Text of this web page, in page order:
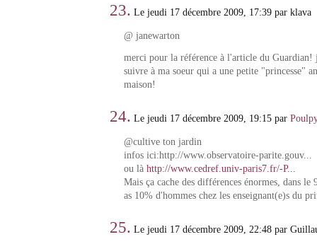
23. Le jeudi 17 décembre 2009, 17:39 par klava
@ janewarton
merci pour la référence à l'article du Guardian!
suivre à ma soeur qui a une petite "princesse"
maison!
24. Le jeudi 17 décembre 2009, 19:15 par
@cultive ton jardin
infos ici:http://www.observatoire-parite.gouv...
ou là http://www.cedref.univ-paris7.fr/-P...
Mais ça cache des différences énormes, dans le
as 10% d'hommes chez les enseignant(e)s du
25. Le jeudi 17 décembre 2009, 22:48 par